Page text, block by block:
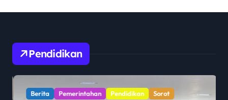
Pendidikan
Berita Pemerintahan Pendidikan Sorot